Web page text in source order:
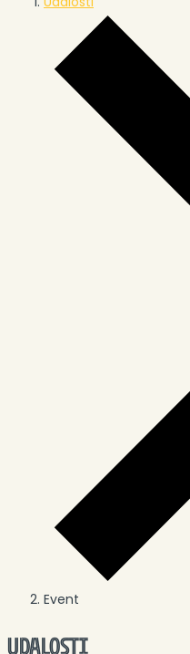
Event
UDALOSTI